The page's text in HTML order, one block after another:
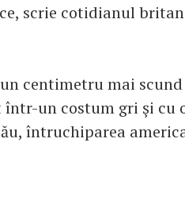
scrie cotidianul
centimetru mai
un costum gri şi cu
întruchiparea